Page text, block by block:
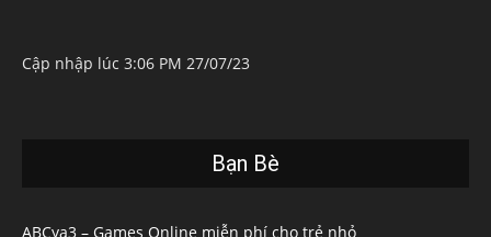
Cập nhập lúc 3:06 PM 27/07/23
Bạn Bè
ABCya3 – Games Online miễn phí cho trẻ nhỏ